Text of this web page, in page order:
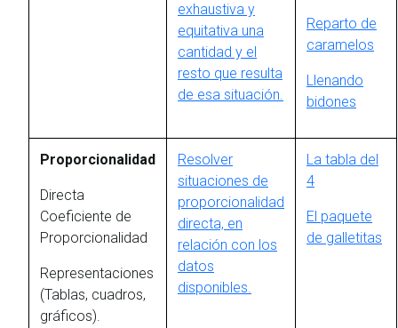
exhaustiva y
equitativa una
cantidad y el
resto que resulta
de esa situación.
Reparto de
caramelos
Llenando
bidones
Proporcionalidad
Directa
Coeficiente de
Proporcionalidad
Representaciones
(Tablas, cuadros,
gráficos).
Resolver
situaciones de
proporcionalidad
directa, en
relación con los
datos
disponibles.
La tabla del
4
El paquete
de galletitas